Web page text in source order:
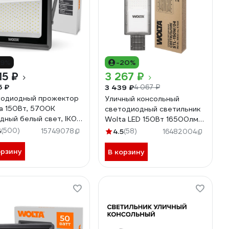
₽
₽
прожектор
150Вт, 5700К
белый свет, IK08,
IP65 WFL-
(500) 15749078
-20%
3 267 ₽
3 439 ₽4 067 ₽
Уличный консольный
светодиодный светильник
Wolta LED 150Вт 16500лм
5700К Холодный свет IP65
4.5(58) 16482004
В корзину